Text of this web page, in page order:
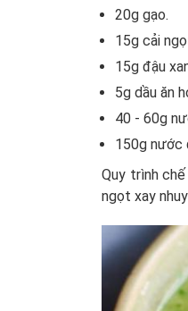
20g gạo.
15g cải
15g đậu
5g dầu ăn
40 - 60g
150g nước
Quy trình
ngọt xay